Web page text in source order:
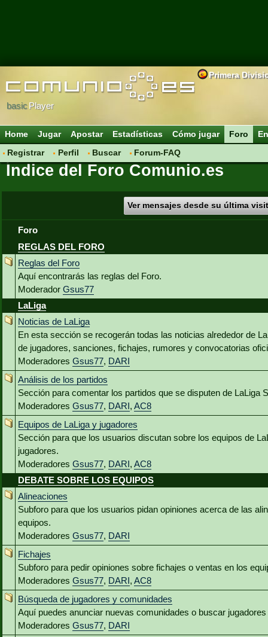
Primera
basicPlayer
Home Jugar Apostar Estadísticas Cómo jugar
Foro
Registrar
Perfil Buscar Forum-FAQ
Índice del Foro Comunio.es
Ver mensajes desde su última
Foro
REGLAS DEL FORO
Reglas del Foro
Aquí encontrarás las reglas del Foro.
Moderador Gsus77
LaLiga
Noticias de LaLiga
En esta sección se recogerán todas las noticias alrededor de
de jugadores, sanciones, fichajes, rumores y convocatorias
Moderadores Gsus77, DARI
Análisis de los partidos
Sección para comentar los partidos que se disputen de LaLiga
Moderadores Gsus77, DARI, AC8
Equipos de LaLiga y jugadores
Sección para que los usuarios discutan sobre los equipos de
jugadores.
Moderadores Gsus77, DARI, AC8
DEBATE SOBRE LOS EQUIPOS
Alineaciones
Subforo para que los usuarios pidan opiniones acerca de las
equipos.
Moderadores Gsus77, DARI
Fichajes
Subforo para pedir opiniones sobre fichajes o ventas en los
Moderadores Gsus77, DARI, AC8
Búsqueda de jugadores y comunidades
Aquí puedes anunciar nuevas comunidades o buscar
Moderadores Gsus77, DARI